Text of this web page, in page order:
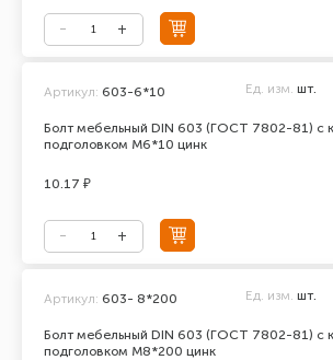
Болт мебельный DIN 603 (ГОСТ 7802-81) с
подголовком М6*10 цинк
Артикул: 603-6*10 Ед. изм. шт.
10.17 ₽
Болт мебельный DIN 603 (ГОСТ 7802-81) с
подголовком М8*200 цинк
Артикул: 603- 8*200 Ед. изм. шт.